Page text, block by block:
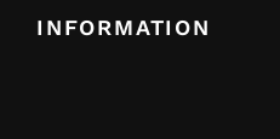
INFORMATION